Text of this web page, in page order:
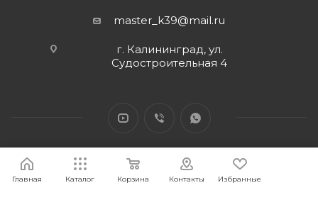
master_k39@mail.ru
г. Калининград, ул.
Судостроительная 4
Главная Каталог Корзина Контакты Избранные